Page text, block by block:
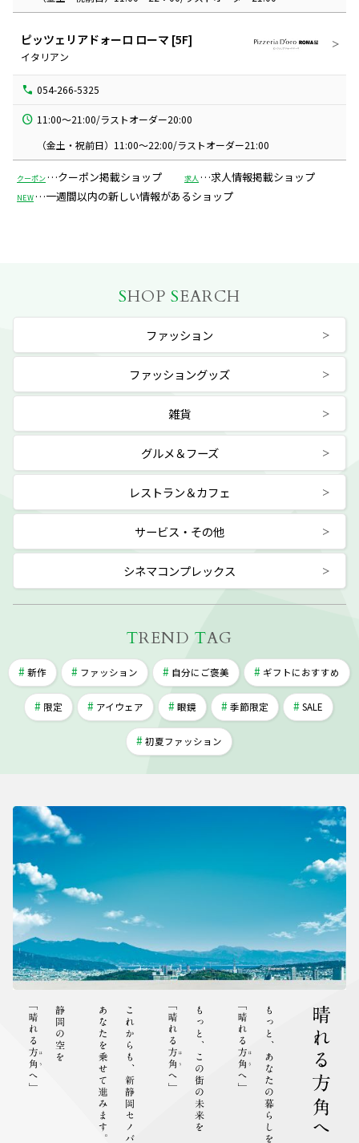
ピッツェリアドォーロ ローマ [5F]
イタリアン
054-266-5325
11:00～21:00/ラストオーダー20:00
（金土・祝前日）11:00～22:00/ラストオーダー21:00
クーポン …クーポン掲載ショップ 求人 …求人情報掲載ショップ
NEW …一週間以内の新しい情報があるショップ
SHOP SEARCH
ファッション
ファッショングッズ
雑貨
グルメ＆フーズ
レストラン＆カフェ
サービス・その他
シネマコンプレックス
TREND TAG
新作 ファッション 自分にご褒美 ギフトにおすすめ
限定 アイウェア 眼鏡 季節限定 SALE
初夏ファッション